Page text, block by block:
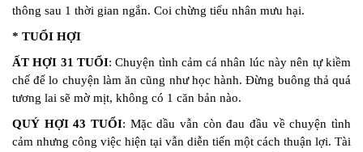
thông sau 1 thời gian ngắn. Coi chừng tiểu nhân mưu hại.
* TUỔI HỢI
ẤT HỢI 31 TUỔI: Chuyện tình cảm cá nhân lúc này nên tự kiềm
chế để lo chuyện làm ăn cũng như học hành. Đừng buông thả quá
tương lai sẽ mờ mịt, không có 1 căn bản nào.
QUÝ HỢI 43 TUỔI: Mặc dầu vẫn còn đau đầu về chuyện tình
cảm nhưng công việc hiện tại vẫn diễn tiến một cách thuận lợi. Tài